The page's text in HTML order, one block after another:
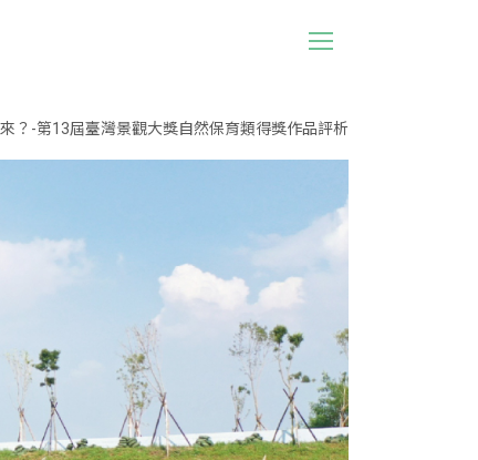
？-第13屆臺灣景觀大獎自然保育類得獎作品評析